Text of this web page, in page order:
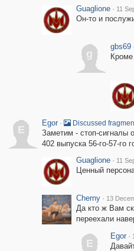
Guaglione · 11
Он-то и
g
gbs69 ·
E
Egor · Discussed
Заметим - стоп-сигналы
402 выпуска 56-го-57-го
Guaglione · 11
Ценный
Cherny · 13
Да кто ж Вам
переехали
E
Egor ·